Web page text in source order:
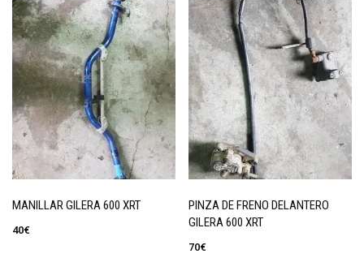
MANILLAR GILERA 600 XRT
40€
PINZA DE FRENO DELANTERO
GILERA 600 XRT
70€